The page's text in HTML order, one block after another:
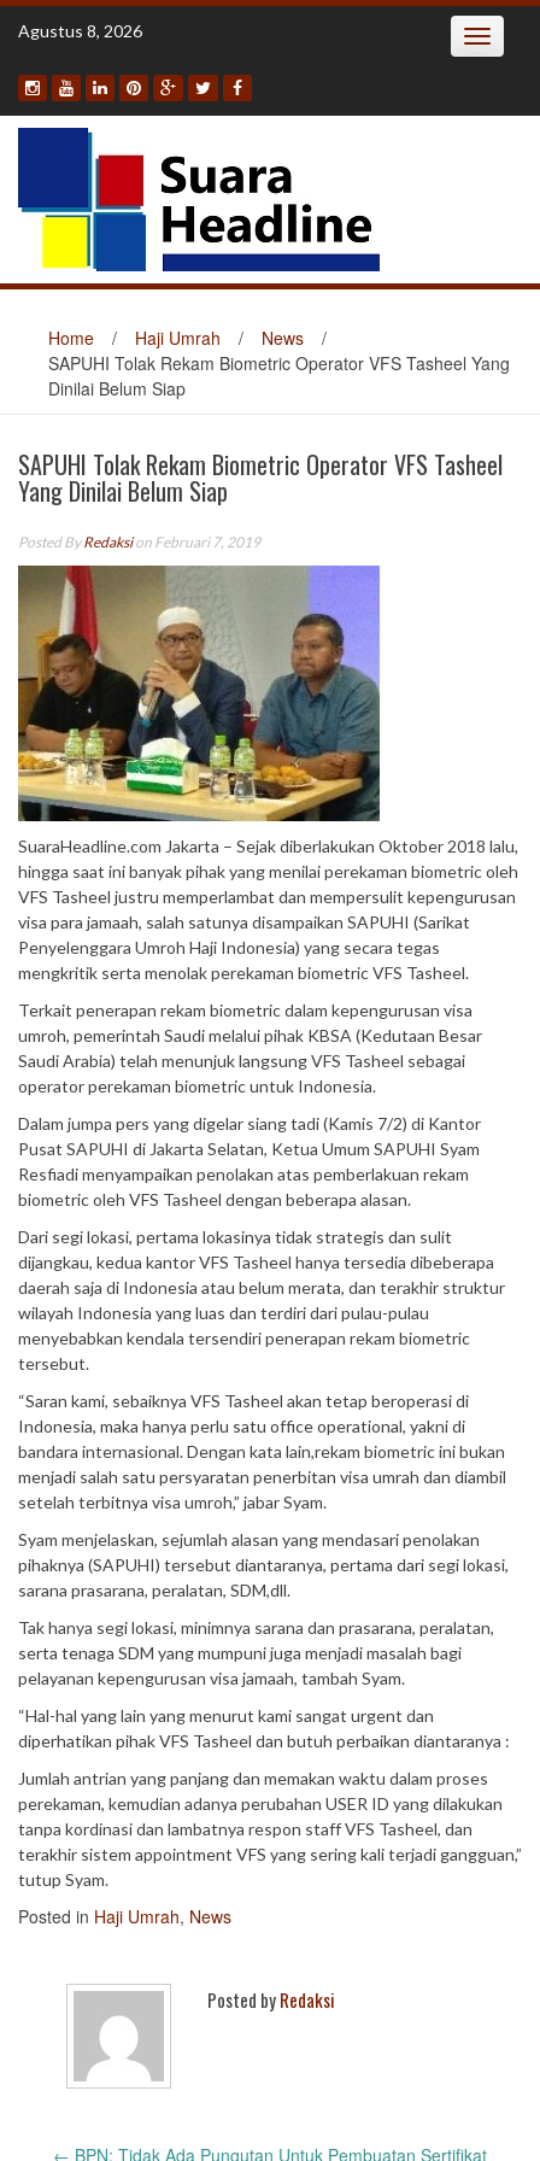
Skip
Agustus 8, 2026 Toggle
Home / Haji Umrah / News
/
SAPUHI Tolak Rekam Biometric Operator VFS Tasheel Yang
Dinilai Belum Siap
SAPUHI Tolak Rekam Biometric Operator VFS Tasheel
Yang Dinilai Belum Siap
Posted ByRedaksion Februari 7, 2019
SuaraHeadline.com Jakarta – Sejak diberlakukan Oktober 2018 lalu,
hingga saat ini banyak pihak yang menilai perekaman biometric oleh
VFS Tasheel justru memperlambat dan mempersulit kepengurusan
visa para jamaah, salah satunya disampaikan SAPUHI (Sarikat
Penyelenggara Umroh Haji Indonesia) yang secara tegas
mengkritik serta menolak perekaman biometric VFS Tasheel.
Terkait penerapan rekam biometric dalam kepengurusan visa
umroh, pemerintah Saudi melalui pihak KBSA (Kedutaan Besar
Saudi Arabia) telah menunjuk langsung VFS Tasheel sebagai
operator perekaman biometric untuk Indonesia.
Dalam jumpa pers yang digelar siang tadi (Kamis 7/2) di Kantor
Pusat SAPUHI di Jakarta Selatan, Ketua Umum SAPUHI Syam
Resfiadi menyampaikan penolakan atas pemberlakuan rekam
biometric oleh VFS Tasheel dengan beberapa alasan.
Dari segi lokasi, pertama lokasinya tidak strategis dan sulit
dijangkau, kedua kantor VFS Tasheel hanya tersedia dibeberapa
daerah saja di Indonesia atau belum merata, dan terakhir struktur
wilayah Indonesia yang luas dan terdiri dari pulau-pulau
menyebabkan kendala tersendiri penerapan rekam biometric
tersebut.
“Saran kami, sebaiknya VFS Tasheel akan tetap beroperasi di
Indonesia, maka hanya perlu satu office operational, yakni di
bandara internasional. Dengan kata lain,rekam biometric ini bukan
menjadi salah satu persyaratan penerbitan visa umrah dan diambil
setelah terbitnya visa umroh,” jabar Syam.
Syam menjelaskan, sejumlah alasan yang mendasari penolakan
pihaknya (SAPUHI) tersebut diantaranya, pertama dari segi lokasi,
sarana prasarana, peralatan, SDM,dll.
Tak hanya segi lokasi, minimnya sarana dan prasarana, peralatan,
serta tenaga SDM yang mumpuni juga menjadi masalah bagi
pelayanan kepengurusan visa jamaah, tambah Syam.
“Hal-hal yang lain yang menurut kami sangat urgent dan
diperhatikan pihak VFS Tasheel dan butuh perbaikan diantaranya :
Jumlah antrian yang panjang dan memakan waktu dalam proses
perekaman, kemudian adanya perubahan USER ID yang dilakukan
tanpa kordinasi dan lambatnya respon staff VFS Tasheel, dan
terakhir sistem appointment VFS yang sering kali terjadi gangguan,”
tutup Syam.
Posted in Haji Umrah, News
Posted byRedaksi
← BPN: Tidak Ada Pungutan Untuk Pembuatan Sertifikat